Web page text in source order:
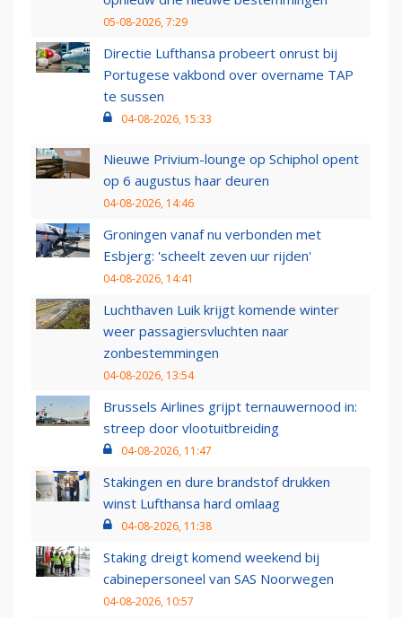
05-08-2026, 7:29
Directie Lufthansa probeert onrust bij
Portugese vakbond over overname TAP
te sussen
04-08-2026, 15:33
Nieuwe Privium-lounge op Schiphol opent
op 6 augustus haar deuren
04-08-2026, 14:46
Groningen vanaf nu verbonden met
Esbjerg: 'scheelt zeven uur rijden'
04-08-2026, 14:41
Luchthaven Luik krijgt komende winter
weer passagiersvluchten naar
zonbestemmingen
04-08-2026, 13:54
Brussels Airlines grijpt ternauwernood in:
streep door vlootuitbreiding
04-08-2026, 11:47
Stakingen en dure brandstof drukken
winst Lufthansa hard omlaag
04-08-2026, 11:38
Staking dreigt komend weekend bij
cabinepersoneel van SAS Noorwegen
04-08-2026, 10:57